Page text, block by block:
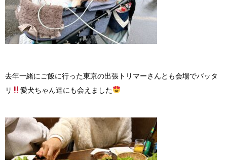
去年一緒にご飯に行った東京の出張トリマーさんとも会場でバッタ
リ
愛犬ちゃん達にも会えました